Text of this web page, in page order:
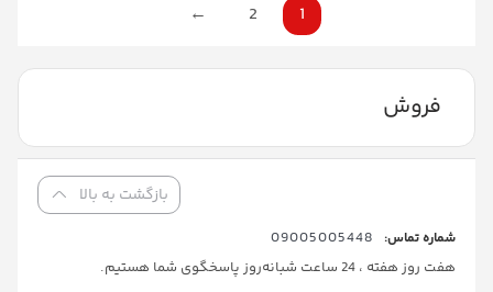
1
2
←
فروش
بازگشت به بالا
شماره تماس:
09005005448
هفت روز هفته ، 24 ساعت شبانه‌روز پاسخگوی شما هستیم.